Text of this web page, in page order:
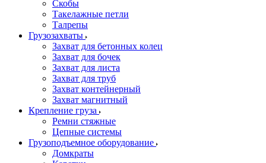
Скобы
Такелажные петли
Талрепы
Грузозахваты
Захват для бетонных колец
Захват для бочек
Захват для листа
Захват для труб
Захват контейнерный
Захват магнитный
Крепление груза
Ремни стяжные
Цепные системы
Грузоподъемное оборудование
Домкраты